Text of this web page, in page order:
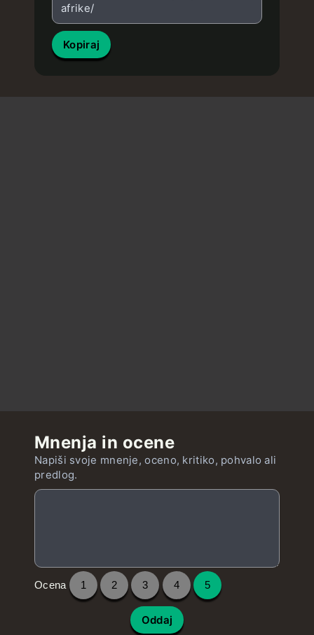
afrike/
Kopiraj
Mnenja in ocene
Napiši svoje mnenje, oceno, kritiko, pohvalo ali
predlog.
Ocena 1 2 3 4 5
Oddaj